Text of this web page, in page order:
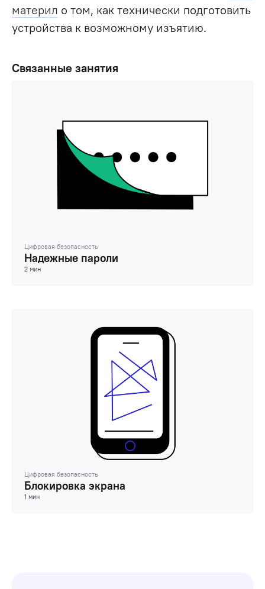
материл о том, как технически подготовить
устройства к возможному изъятию.
Связанные занятия
Цифровая безопасность
Надежные пароли
2 мин
Цифровая безопасность
Блокировка экрана
1 мин